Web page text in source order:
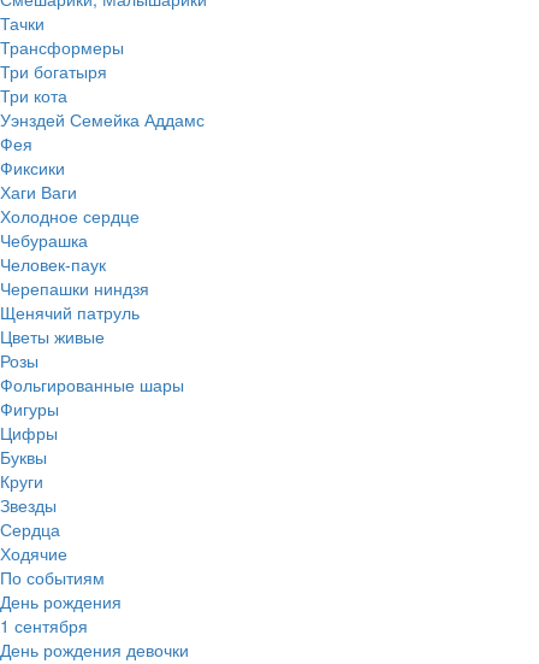
Тачки
Трансформеры
Три богатыря
Три кота
Уэнздей Семейка Аддамс
Фея
Фиксики
Хаги Ваги
Холодное сердце
Чебурашка
Человек-паук
Черепашки ниндзя
Щенячий патруль
Цветы живые
Розы
Фольгированные шары
Фигуры
Цифры
Буквы
Круги
Звезды
Сердца
Ходячие
По событиям
День рождения
1 сентября
День рождения девочки